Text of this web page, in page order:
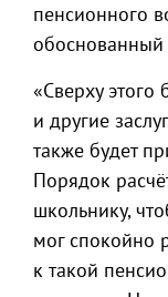
пенсионного
«Сверху этого
и другие
также будет
Порядок
школьнику,
мог спокойно
к такой